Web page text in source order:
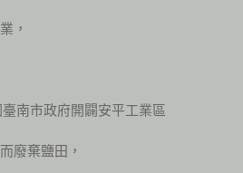
，
南市政府開闢安平工業區
廢棄鹽田，